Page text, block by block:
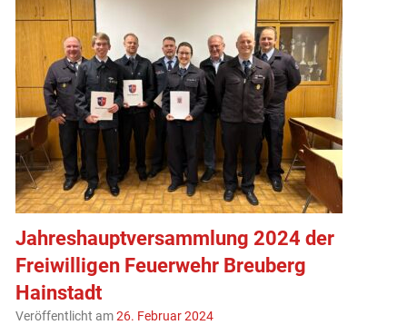
Jahreshauptversammlung 2024 der
Freiwilligen Feuerwehr Breuberg
Hainstadt
Veröffentlicht am26. Februar 2024